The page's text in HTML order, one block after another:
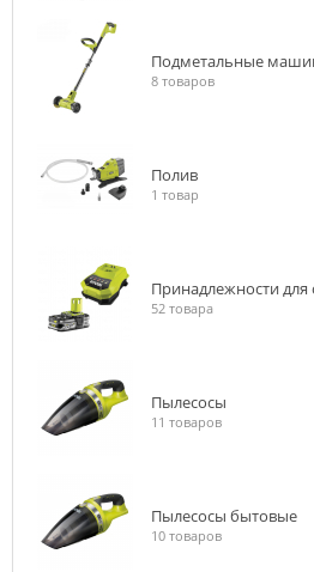
Подметальные
8 товаров
Полив
1 товар
Принадлежности для
52 товара
Пылесосы
11 товаров
Пылесосы бытовые
10 товаров